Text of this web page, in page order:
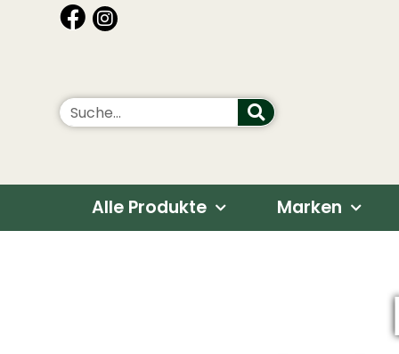
Alle Produkte Marken